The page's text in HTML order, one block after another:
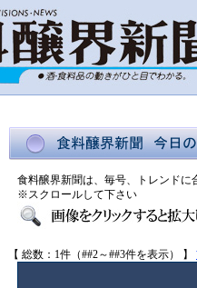
食料醸界新聞は、毎号、トレンド
※スクロールして下さい
【 総数：1件（##2～##3件を表示） 】